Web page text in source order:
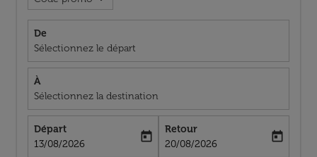
De
Sélectionnez le départ
À
Sélectionnez la destination
Départ
fc-booking-departure-date-aria-label
13/08/2026
today
Retour
fc-booking-return-date-aria-label
20/08/2026
today